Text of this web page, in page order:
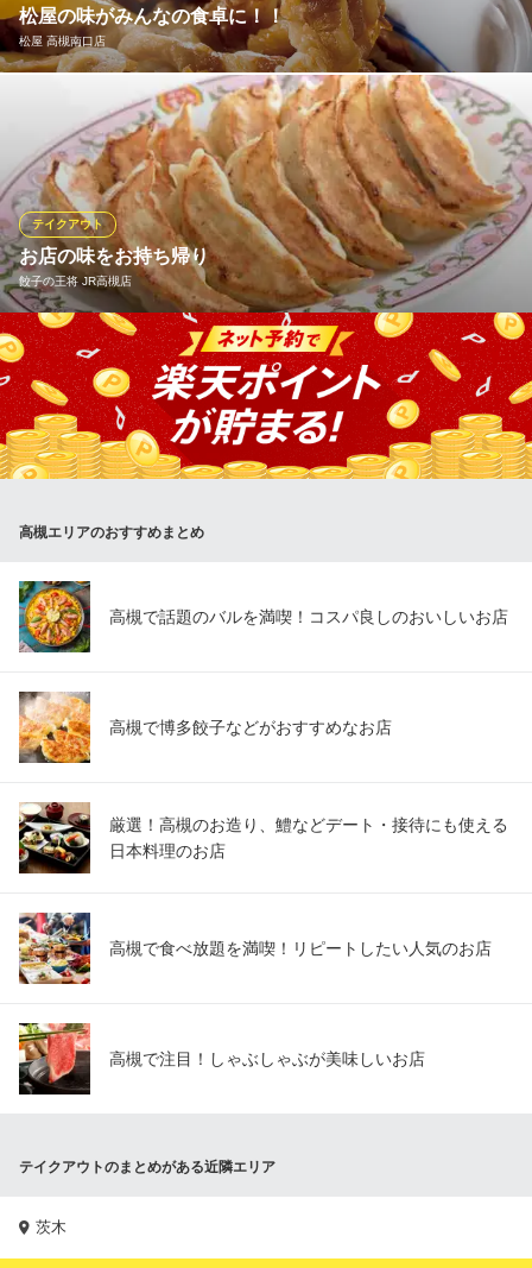
高槻活ふぐ専門店 二代目 ふぐ義
老舗活ふぐ・はも専門店
ＪＲ京都線高槻駅 徒歩3分
松屋の味がみんなの食卓に！！
松屋 高槻南口店
健康で豊かな食生活を応援する松屋では、一部のメニューをのぞ
き「できたて」をその場でお持ち帰りいただけます。 朝食・ラン
チタイム・夕飯や夜食など、いろいろなシーンに合わせてぜひご
利用ください！
松屋 高槻南口店
牛めし・カレー・定食
阪急京都線高槻市駅 徒歩5分
大阪府高槻市高槻町9-22 吉廣第二ビル1・2F
お店の味をお持ち帰り
餃子の王将 JR高槻店
テイクアウト
餃子の王将メニューがお持ち帰り出来ます。 ※店舗によりメニュ
ーが異なりますので、詳しくは店舗へお問い合わせ下さい。
餃子の王将 JR高槻店
中華レストラン
ＪＲ高槻駅 徒歩3分
高槻エリアのおすすめまとめ
高槻で話題のバルを満喫！コスパ良しのおいしいお店
高槻で博多餃子などがおすすめなお店
厳選！高槻のお造り、鱧などデート・接待にも使える
日本料理のお店
高槻で食べ放題を満喫！リピートしたい人気のお店
高槻で注目！しゃぶしゃぶが美味しいお店
テイクアウトのまとめがある近隣エリア
茨木